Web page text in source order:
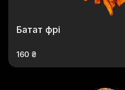
Батат фрі
160 ₴